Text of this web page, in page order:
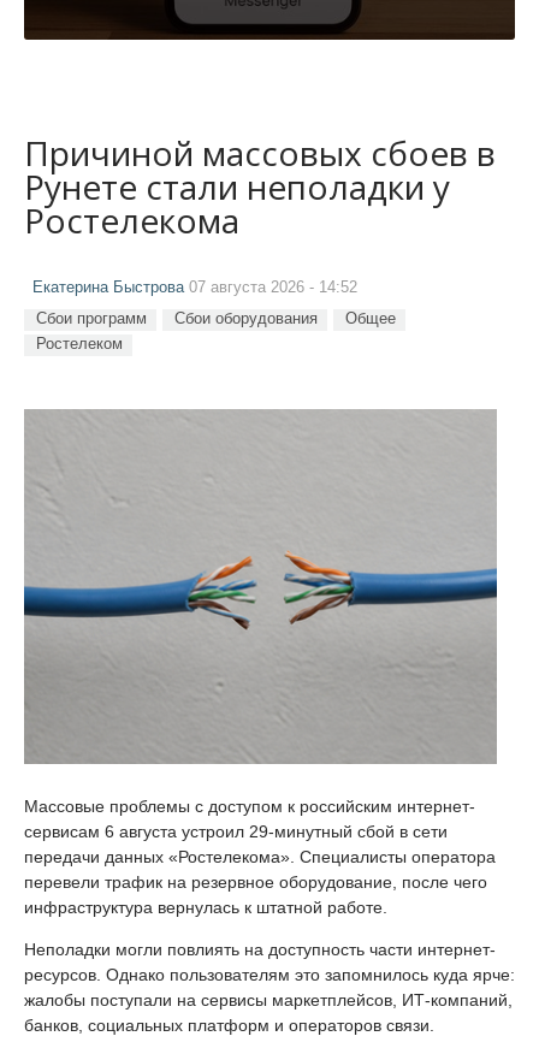
Причиной массовых сбоев в
Рунете стали неполадки у
Ростелекома
Екатерина Быстрова07 августа 2026 - 14:52
Сбои программ Сбои оборудования
Общее
Ростелеком
Массовые проблемы с доступом к российским интернет-
сервисам 6 августа устроил 29-минутный сбой в сети
передачи данных «Ростелекома». Специалисты оператора
перевели трафик на резервное оборудование, после чего
инфраструктура вернулась к штатной работе.
Неполадки могли повлиять на доступность части интернет-
ресурсов. Однако пользователям это запомнилось куда ярче:
жалобы поступали на сервисы маркетплейсов, ИТ-компаний,
банков, социальных платформ и операторов связи.